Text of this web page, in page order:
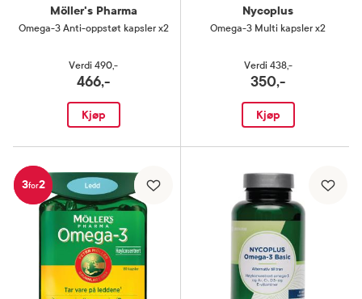
Möller's Pharma
Omega-3 Anti-oppstøt kapsler x2
Verdi 490,-
466,-
Kjøp
Nycoplus
Omega-3 Multi kapsler x2
Verdi 438,-
350,-
Kjøp
3for2